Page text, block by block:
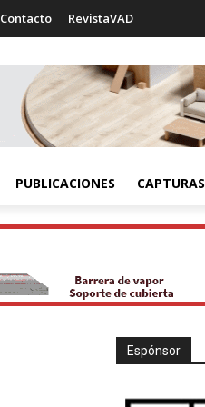
Contacto RevistaVAD
PUBLICACIONES CAPTURAS
Espónsor